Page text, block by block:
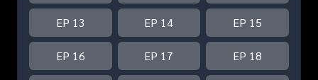
EP 13 EP 14 EP 15
EP 16 EP 17 EP 18